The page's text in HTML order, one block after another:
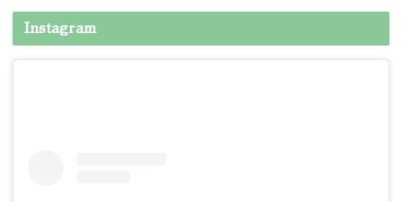
Instagram